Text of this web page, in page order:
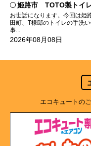
姫路市 TOTO製トイレ手洗いの水漏
お世話になります。今回は姫
田町、T様邸のトイレの手洗
事...
2026年08月08日
エコキュートの